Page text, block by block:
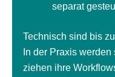
separat
Technisch sind bis
In der Praxis
ziehen ihre